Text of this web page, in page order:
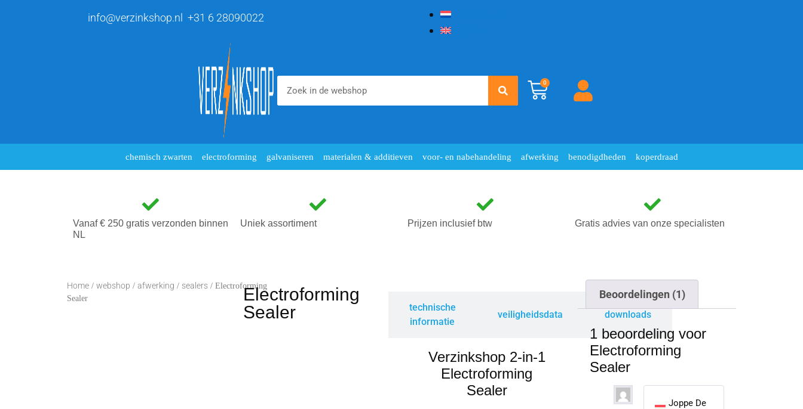
info@verzinkshop.nl +31 6 28090022
0
chemisch zwarten electroforming galvaniseren materialen & additieven voor- en nabehandeling afwerking benodigdheden koperdraad
Vanaf € 250 gratis verzonden binnen
NL
Uniek assortiment Prijzen inclusief btw Gratis advies van onze specialisten
Home / webshop / afwerking / sealers / Electroforming
Sealer
Electroforming
Sealer
technische
informatie
veiligheidsdata downloads
Verzinkshop 2-in-1
Electroforming
Sealer
Beoordelingen (1)
1 beoordeling voor
Electroforming
Sealer
Joppe De